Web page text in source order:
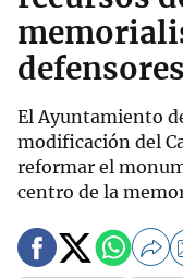
El Ayuntamiento
modificación del
reformar el
centro de la